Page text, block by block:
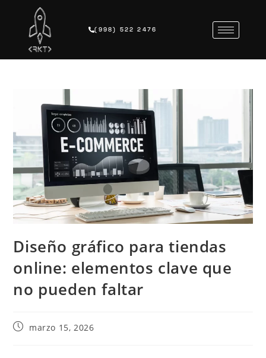
(998) 522 2476
Diseño gráfico para tiendas
online: elementos clave que
no pueden faltar
marzo 15, 2026